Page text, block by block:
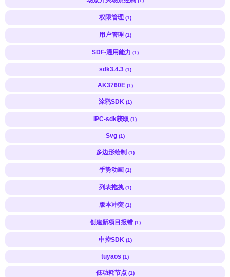
权限管理 (1)
用户管理 (1)
SDF-通用能力 (1)
sdk3.4.3 (1)
AK3760E (1)
涂鸦SDK (1)
IPC-sdk获取 (1)
Svg (1)
多边形绘制 (1)
手势动画 (1)
列表拖拽 (1)
版本冲突 (1)
创建新项目报错 (1)
中控SDK (1)
tuyaos (1)
低功耗节点 (1)